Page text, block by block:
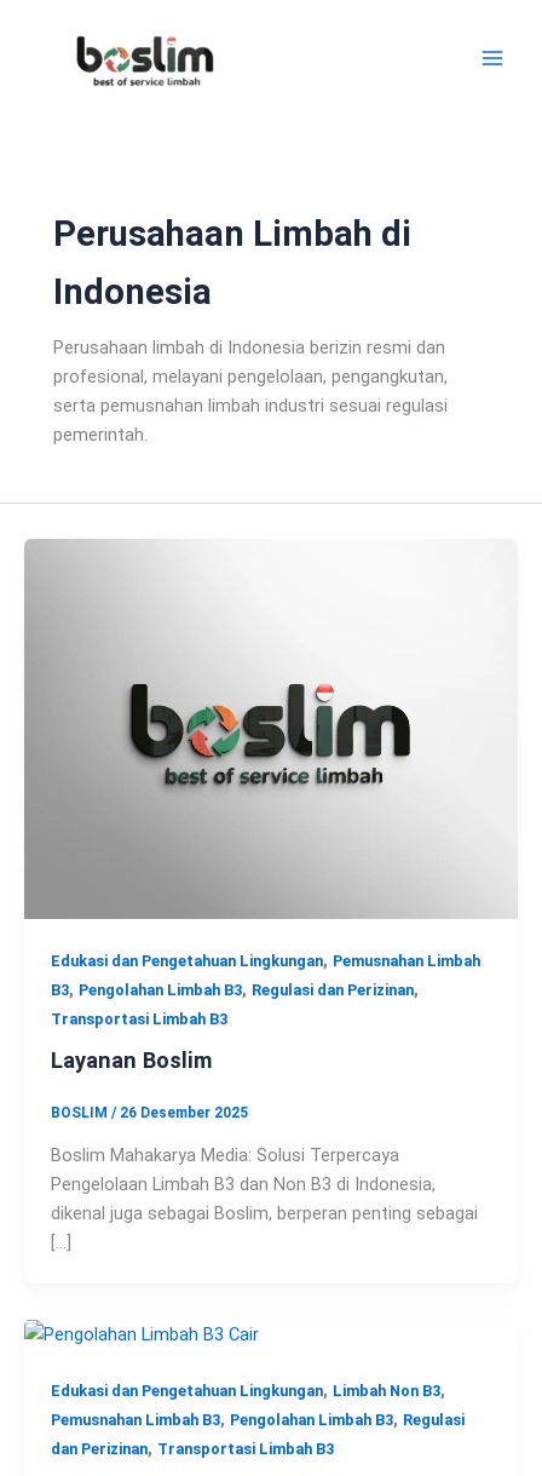
Perusahaan Limbah di
Indonesia
Perusahaan limbah di Indonesia berizin resmi dan
profesional, melayani pengelolaan, pengangkutan,
serta pemusnahan limbah industri sesuai regulasi
pemerintah.
Edukasi dan Pengetahuan Lingkungan, Pemusnahan Limbah
B3, Pengolahan Limbah B3, Regulasi dan Perizinan,
Transportasi Limbah B3
Layanan Boslim
BOSLIM / 26 Desember 2025
Boslim Mahakarya Media: Solusi Terpercaya
Pengelolaan Limbah B3 dan Non B3 di Indonesia,
dikenal juga sebagai Boslim, berperan penting sebagai
[…]
Edukasi dan Pengetahuan Lingkungan, Limbah Non B3,
Pemusnahan Limbah B3, Pengolahan Limbah B3, Regulasi
dan Perizinan, Transportasi Limbah B3